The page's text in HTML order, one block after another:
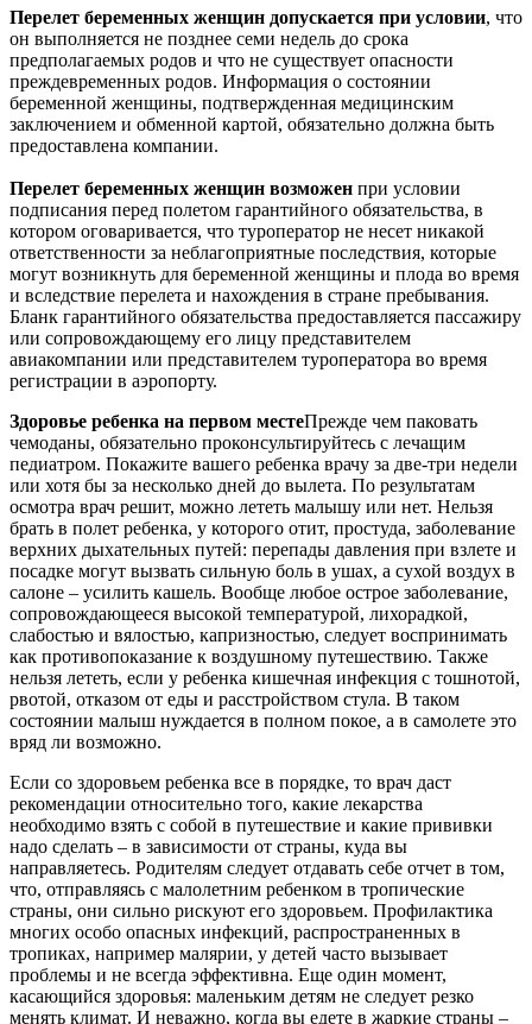
Перелет беременных женщин допускается при условии, что
он выполняется не позднее семи недель до срока
предполагаемых родов и что не существует опасности
преждевременных родов. Информация о состоянии
беременной женщины, подтвержденная медицинским
заключением и обменной картой, обязательно должна быть
предоставлена компании.
Перелет беременных женщин возможен при условии
подписания перед полетом гарантийного обязательства, в
котором оговаривается, что туроператор не несет никакой
ответственности за неблагоприятные последствия, которые
могут возникнуть для беременной женщины и плода во время
и вследствие перелета и нахождения в стране пребывания.
Бланк гарантийного обязательства предоставляется пассажиру
или сопровождающему его лицу представителем
авиакомпании или представителем туроператора во время
регистрации в аэропорту.
Здоровье ребенка на первом местеПрежде чем паковать
чемоданы, обязательно проконсультируйтесь с лечащим
педиатром. Покажите вашего ребенка врачу за две-три недели
или хотя бы за несколько дней до вылета. По результатам
осмотра врач решит, можно лететь малышу или нет. Нельзя
брать в полет ребенка, у которого отит, простуда, заболевание
верхних дыхательных путей: перепады давления при взлете и
посадке могут вызвать сильную боль в ушах, а сухой воздух в
салоне – усилить кашель. Вообще любое острое заболевание,
сопровождающееся высокой температурой, лихорадкой,
слабостью и вялостью, капризностью, следует воспринимать
как противопоказание к воздушному путешествию. Также
нельзя лететь, если у ребенка кишечная инфекция с тошнотой,
рвотой, отказом от еды и расстройством стула. В таком
состоянии малыш нуждается в полном покое, а в самолете это
вряд ли возможно.
Если со здоровьем ребенка все в порядке, то врач даст
рекомендации относительно того, какие лекарства
необходимо взять с собой в путешествие и какие прививки
надо сделать – в зависимости от страны, куда вы
направляетесь. Родителям следует отдавать себе отчет в том,
что, отправляясь с малолетним ребенком в тропические
страны, они сильно рискуют его здоровьем. Профилактика
многих особо опасных инфекций, распространенных в
тропиках, например малярии, у детей часто вызывает
проблемы и не всегда эффективна. Еще один момент,
касающийся здоровья: маленьким детям не следует резко
менять климат. И неважно, когда вы едете в жаркие страны –